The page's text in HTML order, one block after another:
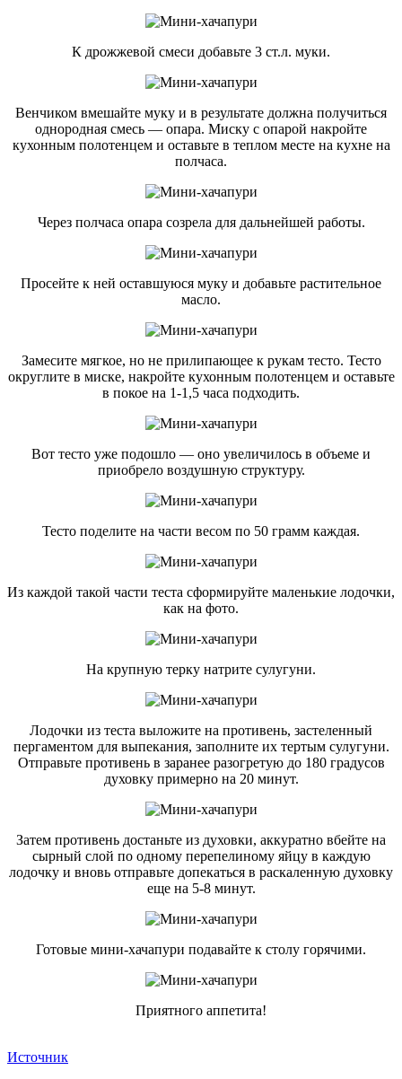
К дрожжевой смеси добавьте 3 ст.л. муки.
Венчиком вмешайте муку и в результате должна получиться
однородная смесь — опара. Миску с опарой накройте
кухонным полотенцем и оставьте в теплом месте на кухне на
полчаса.
Через полчаса опара созрела для дальнейшей работы.
Просейте к ней оставшуюся муку и добавьте растительное
масло.
Замесите мягкое, но не прилипающее к рукам тесто. Тесто
округлите в миске, накройте кухонным полотенцем и оставьте
в покое на 1-1,5 часа подходить.
Вот тесто уже подошло — оно увеличилось в объеме и
приобрело воздушную структуру.
Тесто поделите на части весом по 50 грамм каждая.
Из каждой такой части теста сформируйте маленькие лодочки,
как на фото.
На крупную терку натрите сулугуни.
Лодочки из теста выложите на противень, застеленный
пергаментом для выпекания, заполните их тертым сулугуни.
Отправьте противень в заранее разогретую до 180 градусов
духовку примерно на 20 минут.
Затем противень достаньте из духовки, аккуратно вбейте на
сырный слой по одному перепелиному яйцу в каждую
лодочку и вновь отправьте допекаться в раскаленную духовку
еще на 5-8 минут.
Готовые мини-хачапури подавайте к столу горячими.
Приятного аппетита!
Источник